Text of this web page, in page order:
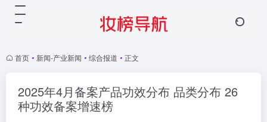
首页 • 新闻-产业新闻 • 综合报道 • 正文
2025年4月备案产品功效分布 品类分布 26
种功效备案增速榜